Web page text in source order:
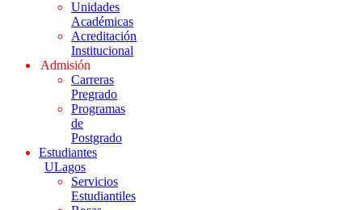
Unidades
Académicas
Acreditación
Institucional
Admisión
Carreras
Pregrado
Programas
de
Postgrado
Estudiantes
ULagos
Servicios
Estudiantiles